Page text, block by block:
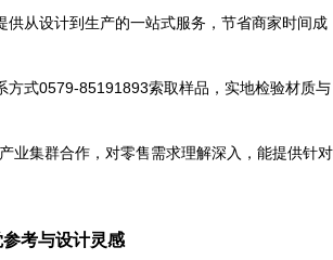
供从设计到生产的一站式服务，节省商家时间成
方式0579-85191893索取样品，实地检验材质与
业集群合作，对零售需求理解深入，能提供针对
考与设计灵感